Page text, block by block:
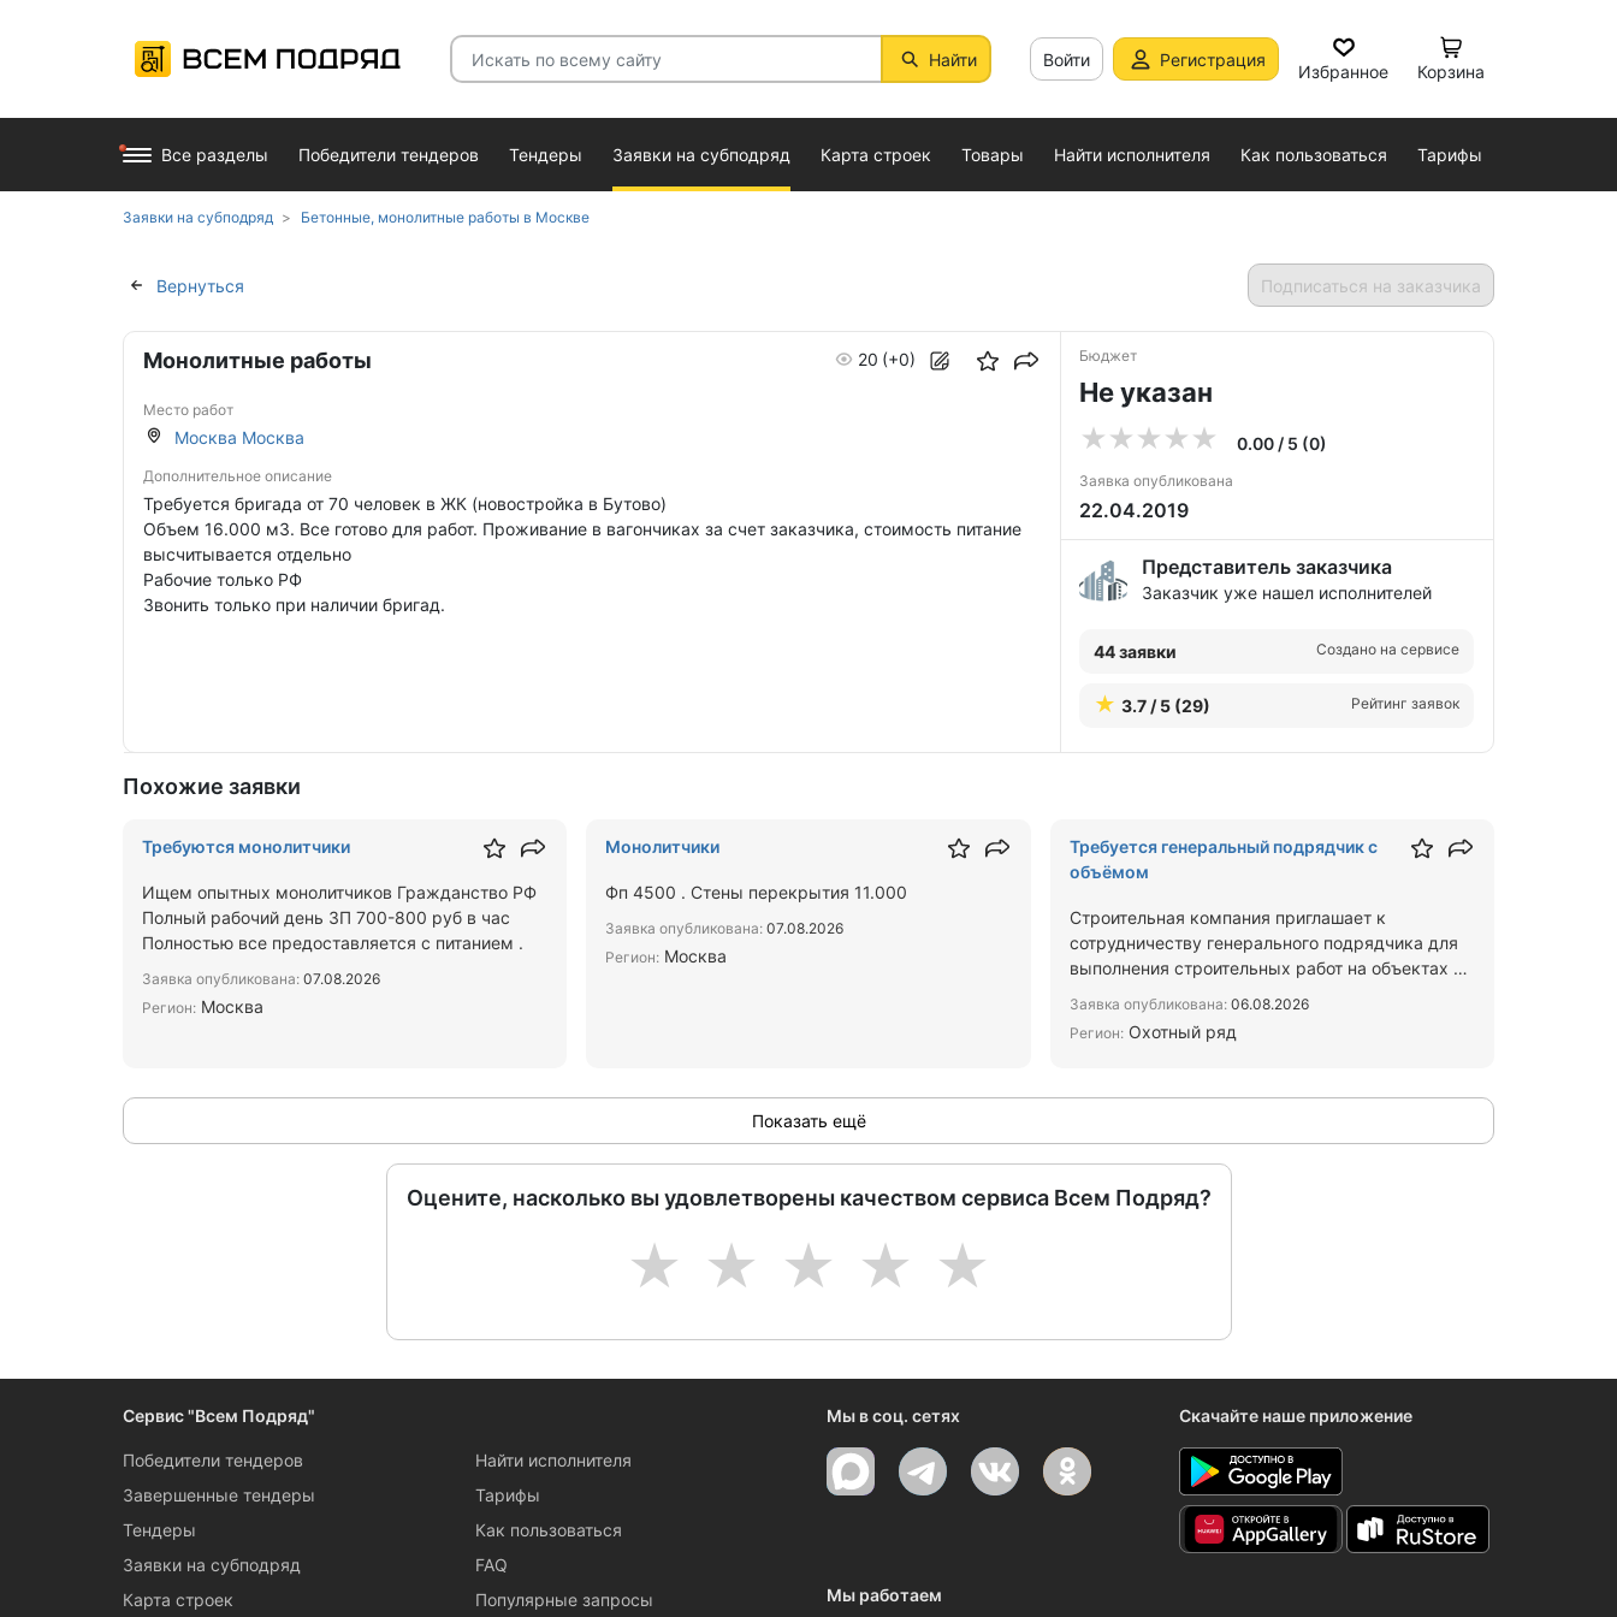
Найти Войти Регистрация
Избранное Корзина
Все разделы Победители тендеров Тендеры Заявки на субподряд Карта строек Товары Найти исполнителя Как пользоваться Тарифы
Заявки на субподряд Бетонные, монолитные работы в Москве
Вернуться Подписаться на заказчика
Монолитные работы 20 (+0)
Место работ
Москва Москва
Дополнительное описание
Требуется бригада от 70 человек в ЖК (новостройка в Бутово)
Объем 16.000 м3. Все готово для работ. Проживание в вагончиках за счет заказчика, стоимость питание
высчитывается отдельно
Рабочие только РФ
Звонить только при наличии бригад.
Бюджет
Не указан
0.00 / 5 (0)
Заявка опубликована
22.04.2019
Представитель заказчика
Заказчик уже нашел исполнителей
44 заявки Создано на сервисе
3.7 / 5 (29) Рейтинг заявок
Похожие заявки
Требуются монолитчики
Ищем опытных монолитчиков Гражданство РФ
Полный рабочий день ЗП 700-800 руб в час
Полностью все предоставляется с питанием .
Заявка опубликована: 07.08.2026
Регион: Москва
Монолитчики
Фп 4500 . Стены перекрытия 11.000
Заявка опубликована: 07.08.2026
Регион: Москва
Требуется генеральный подрядчик с
объёмом
Строительная компания приглашает к
сотрудничеству генерального подрядчика для
выполнения строительных работ на объектах в
Заявка опубликована:06.08.2026
Регион:Охотный ряд
Показать ещё
Оцените, насколько вы удовлетворены качеством сервиса Всем Подряд?
5
4
3
2
1
Сервис "Всем Подряд"
Победители тендеров
Завершенные тендеры
Тендеры
Заявки на субподряд
Карта строек
Найти исполнителя
Тарифы
Как пользоваться
FAQ
Популярные запросы
Мы в соц. сетях Скачайте наше приложение
Мы работаем